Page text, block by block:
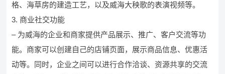
格、海草房的建造工艺，以及威海大秧歌的表演视频等。
3. 商业社交功能
– 为威海的企业和商家提供产品展示、推广、客户交流等功
能。商家可以创建自己的店铺页面，展示商品信息、优惠活
动等。同时，企业之间可以进行合作洽谈、资源共享的交流